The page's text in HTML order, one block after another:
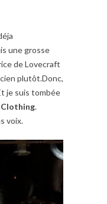
une grosse
de Lovecraft
plutôt.Donc,
je suis tombée
.
voix.